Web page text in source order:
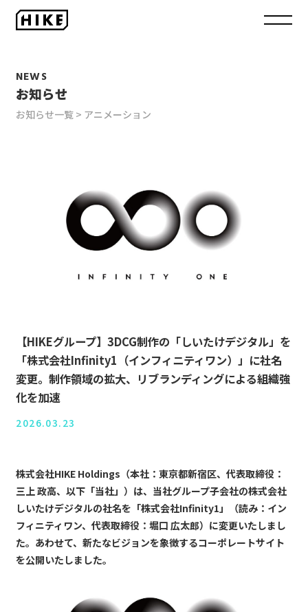
NEWS
お知らせ
お知らせ一覧 アニメーション
【HIKEグループ】3DCG制作の「しいたけデジタル」を
「株式会社Infinity1（インフィニティワン）」に社名
変更。制作領域の拡大、リブランディングによる組織強
化を加速
2026.03.23
株式会社HIKE Holdings（本社：東京都新宿区、代表取締役：
三上 政高、以下「当社」）は、当社グループ子会社の株式会社
しいたけデジタルの社名を「株式会社Infinity1」（読み：イン
フィニティワン、代表取締役：堀口 広太郎）に変更いたしまし
た。あわせて、新たなビジョンを象徴するコーポレートサイト
を公開いたしました。